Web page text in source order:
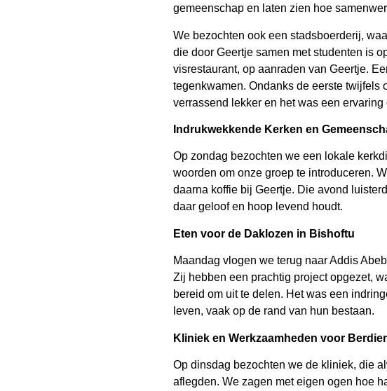
gemeenschap en laten zien hoe
We bezochten ook een stadsboerderij,
die door Geertje samen met studenten is
visrestaurant, op aanraden van Geertje.
tegenkwamen. Ondanks de eerste twijfels
verrassend lekker en het was een
Indrukwekkende Kerken en
Op zondag bezochten we een lokale
woorden om onze groep te introduceren.
daarna koffie bij Geertje. Die avond
daar geloof en hoop levend houdt.
Eten voor de Daklozen in Bishoftu
Maandag vlogen we terug naar Addis
Zij hebben een prachtig project opgezet,
bereid om uit te delen. Het was een
leven, vaak op de rand van hun bestaan.
Kliniek en Werkzaamheden voor
Op dinsdag bezochten we de kliniek, die
aflegden. We zagen met eigen ogen hoe